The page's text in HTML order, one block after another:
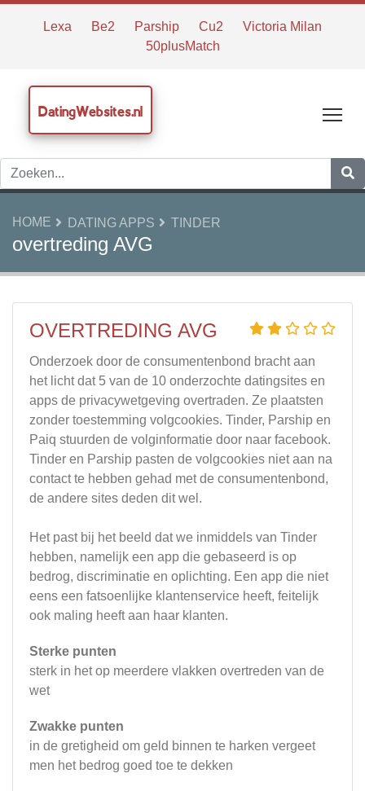
Lexa Be2 Parship Cu2
Victoria Milan
50plusMatch
DatingWebsites.nl
HOME DATING APPS TINDER
overtreding AVG
OVERTREDING AVG
Onderzoek door de consumentenbond bracht aan
het licht dat 5 van de 10 onderzochte datingsites en
apps de privacywetgeving overtraden. Ze plaatsten
zonder toestemming volgcookies. Tinder, Parship en
Paiq stuurden de volginformatie door naar facebook.
Tinder en Parship pasten de volgcookies niet aan na
contact te hebben gehad met de consumentenbond,
de andere sites deden dit wel.
Het past bij het beeld dat we inmiddels van Tinder
hebben, namelijk een app die gebaseerd is op
bedrog, discriminatie en oplichting. Een app die niet
eens een fatsoenlijke klantenservice heeft, feitelijk
ook maling heeft aan haar klanten.
Sterke punten
sterk in het op meerdere vlakken overtreden van de
wet
Zwakke punten
in de gretigheid om geld binnen te harken vergeet
men het bedrog goed toe te dekken